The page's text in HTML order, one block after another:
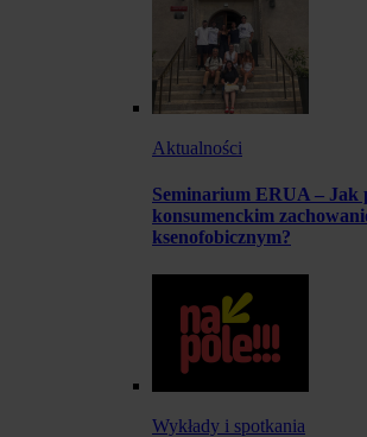
Aktualności
Seminarium ERUA – Jak
konsumenckim
ksenofobicznym?
Wykłady i spotkania